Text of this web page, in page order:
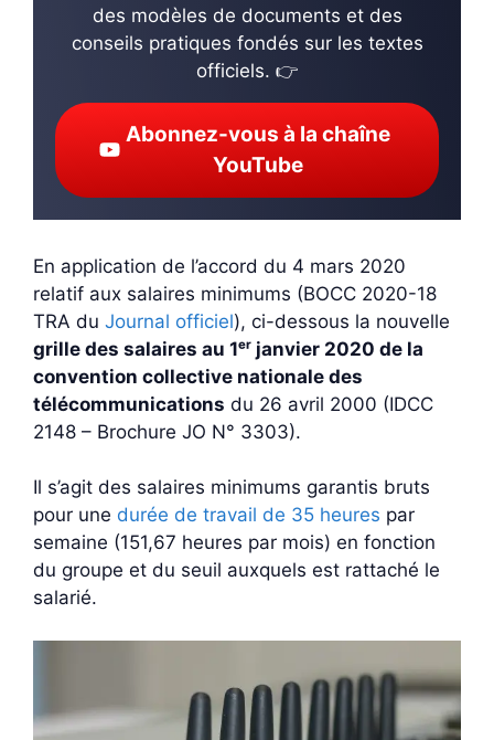
des modèles de documents et des
conseils pratiques fondés sur les textes
officiels. 👉
Abonnez-vous à la chaîne
YouTube
En application de l’accord du 4 mars 2020
relatif aux salaires minimums (BOCC 2020-18
TRA du Journal officiel), ci-dessous la nouvelle
grille des salaires au 1ᵉʳ janvier 2020 de la
convention collective nationale des
télécommunications du 26 avril 2000 (IDCC
2148 – Brochure JO N° 3303).
Il s’agit des salaires minimums garantis bruts
pour une durée de travail de 35 heures par
semaine (151,67 heures par mois) en fonction
du groupe et du seuil auxquels est rattaché le
salarié.